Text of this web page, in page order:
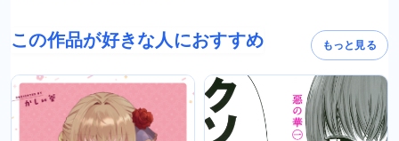
この作品が好きな人におすすめ もっと見る